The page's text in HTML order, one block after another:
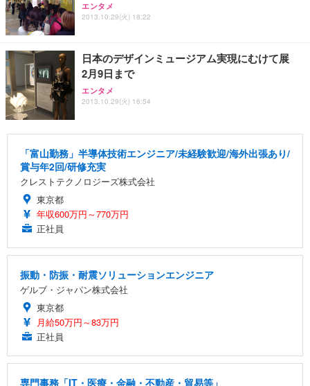
エンタメ
2013.10.29(火) 18:22
日本のデザインミュージアム実現にむけて展
2月9日まで
エンタメ
2013.10.29(火) 16:54
「富山勤務」半導体技術エンジニア/未経験歓迎/海外出張あり/
賞与年2回/研修充実
クレストテクノロジーズ株式会社
東京都
年収600万円～770万円
正社員
振動・防振・耐震ソリューションエンジニア
ゲルブ・ジャパン株式会社
東京都
月給50万円～83万円
正社員
専門事務「IT・医療・金融・不動産・貿易等」